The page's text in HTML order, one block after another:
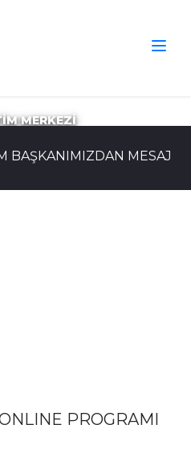
MERKEZİ
BAŞKANIMIZDAN MESAJ
PROGRAMI